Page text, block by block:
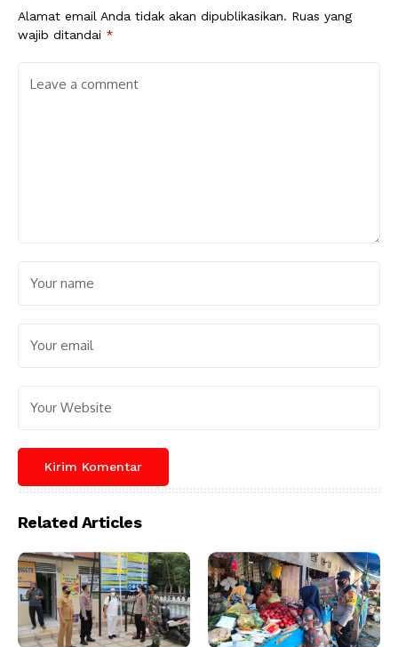
Alamat email Anda tidak akan dipublikasikan. Ruas yang
wajib ditandai *
Related Articles